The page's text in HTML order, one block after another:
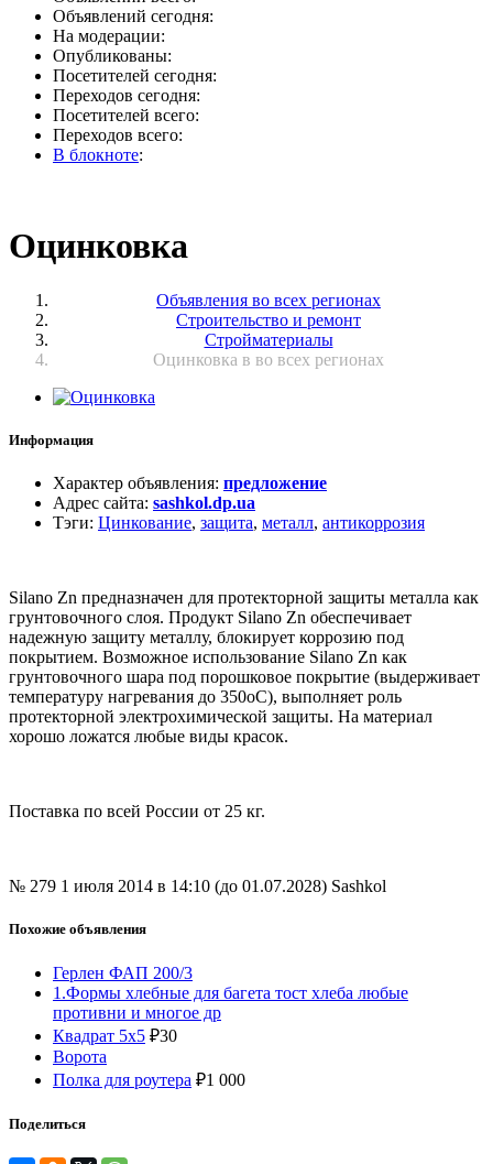
Объявлений сегодня:
На модерации:
Опубликованы:
Посетителей сегодня:
Переходов сегодня:
Посетителей всего:
Переходов всего:
В блокноте:
Оцинковка
Объявления во всех регионах
Строительство и ремонт
Стройматериалы
Оцинковка в во всех регионах
Информация
Характер объявления: предложение
Адрес сайта: sashkol.dp.ua
Тэги: Цинкование, защита, металл, антикоррозия
Silano Zn предназначен для протекторной защиты металла как
грунтовочного слоя. Продукт Silano Zn обеспечивает
надежную защиту металлу, блокирует коррозию под
покрытием. Возможное использование Silano Zn как
грунтовочного шара под порошковое покрытие (выдерживает
температуру нагревания до 350оС), выполняет роль
протекторной электрохимической защиты. На материал
хорошо ложатся любые виды красок.
Поставка по всей России от 25 кг.
№ 279 1 июля 2014 в 14:10 (до 01.07.2028) Sashkol
Похожие объявления
Герлен ФАП 200/3
1.Формы хлебные для багета тост хлеба любые
противни и многое др
Квадрат 5х5 ₽30
Ворота
Полка для роутера ₽1 000
Поделиться